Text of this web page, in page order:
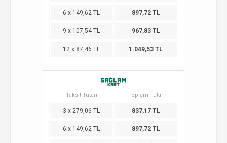
6 x 149,62 TL 897,72 TL
9 x 107,54 TL 967,83 TL
12 x 87,46 TL 1.049,53 TL
Taksit Tutarı Toplam Tutar
3 x 279,06 TL 837,17 TL
6 x 149,62 TL 897,72 TL